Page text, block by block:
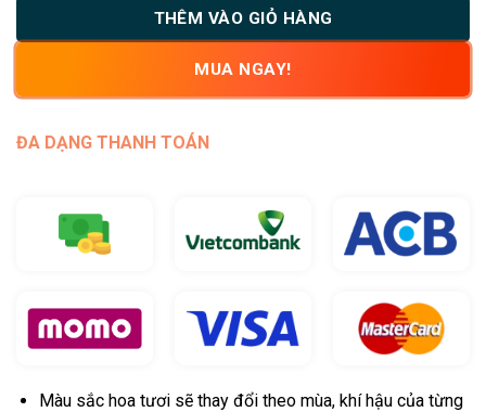
THÊM VÀO GIỎ HÀNG
MUA NGAY!
ĐA DẠNG THANH TOÁN
Màu sắc hoa tươi sẽ thay đổi theo mùa, khí hậu của từng